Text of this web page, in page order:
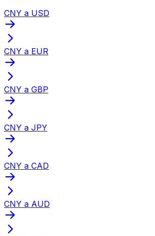
CNY a USD
CNY a EUR
CNY a GBP
CNY a JPY
CNY a CAD
CNY a AUD